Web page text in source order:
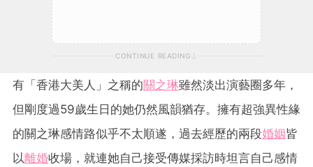
CONTINUE READING
有「香港大美人」之稱的關之琳雖然淡出演藝圈多年，
但剛度過59歲生日的她仍然風韻猶存。擁有超強異性緣
的關之琳感情路似乎不太順遂，過去經歷的兩段婚姻皆
以離婚收場，就連她自己接受傳媒採訪時坦言自己感情